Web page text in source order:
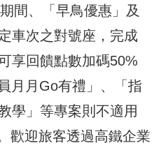
間、「早鳥優惠」及
車次之對號座，完成
享回饋點數加碼50%
月月Go有禮」、「指
學」等專案則不適用
歡迎旅客透過高鐵企業